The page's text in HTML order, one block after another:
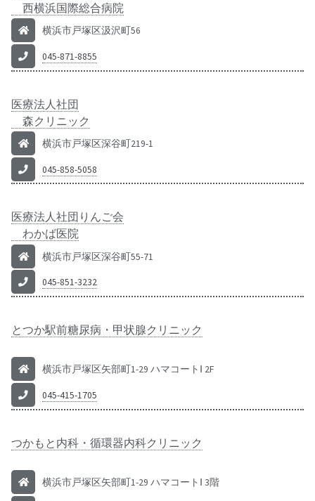
西横浜国際総合病院
横浜市戸塚区汲沢町56
045-871-8855
医療法人社団
森クリニック
横浜市戸塚区深谷町219-1
045-858-5058
医療法人社団りんご会
わかば医院
横浜市戸塚区深谷町55-71
045-851-3232
とつか駅前糖尿病・甲状腺クリニック
横浜市戸塚区矢部町1-29 ハマコートⅠ 2F
045-415-1705
つかもと内科・循環器内科クリニック
横浜市戸塚区矢部町1-29 ハマコートⅠ 3階